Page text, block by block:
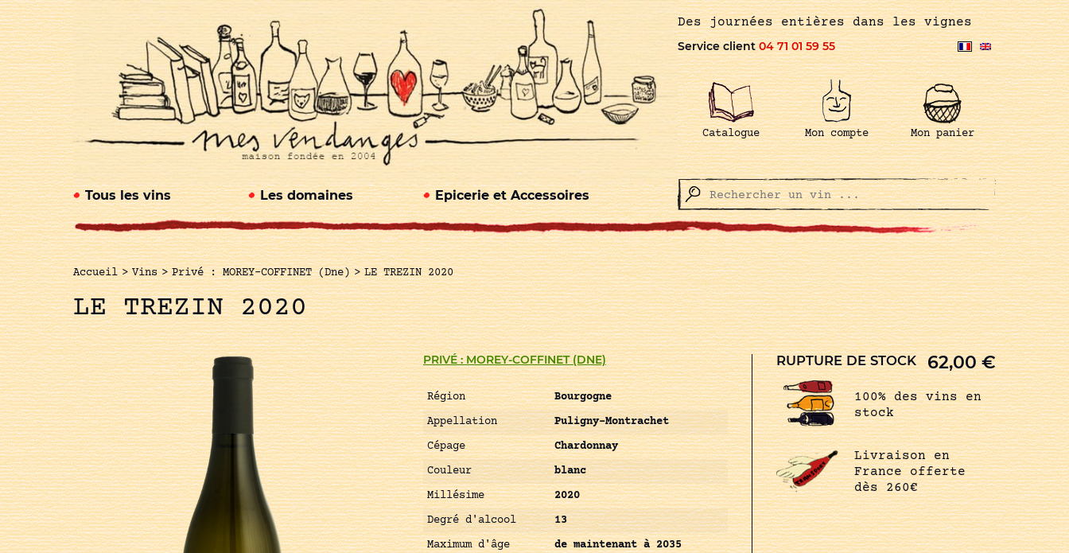
Des journées entières dans les vignes
Service client04 71 01 59 55
Catalogue Mon compte Mon panier
Tous les vins Les domaines Epicerie et Accessoires
Accueil > Vins > Privé : MOREY-COFFINET (Dne) > LE TREZIN 2020
LE TREZIN 2020
PRIVÉ : MOREY-COFFINET (DNE)
Région
Bourgogne
Appellation
Puligny-Montrachet
Cépage
Chardonnay
Couleur
blanc
Millésime
2020
Degré d'alcool
13
Maximum d'âge
de maintenant à 2035
RUPTURE DE STOCK 62,00€
100% des vins en
stock
Livraison en
France offerte
dès 260€